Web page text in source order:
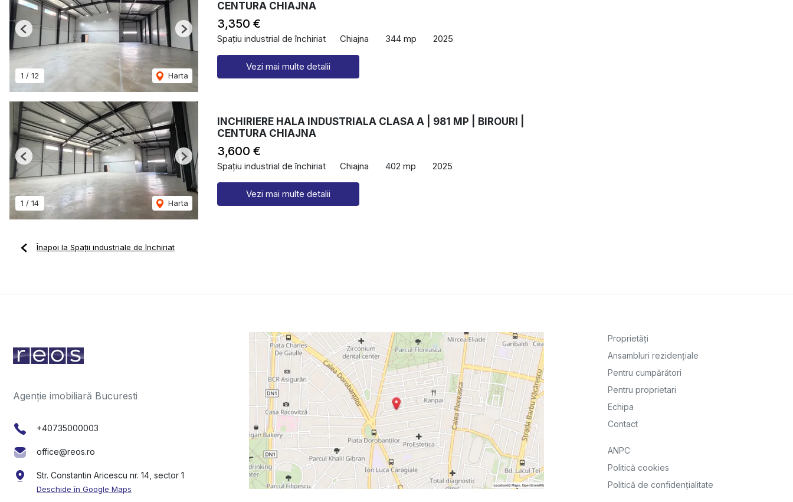
1 / 12 Harta
Previous Next
CENTURA CHIAJNA
3,350 €
Spațiu industrial de închiriat Chiajna 344 mp 2025
Vezi mai multe detalii
1 / 14 Harta
Previous Next
INCHIRIERE HALA INDUSTRIALA CLASA A | 981 MP | BIROURI |
CENTURA CHIAJNA
3,600 €
Spațiu industrial de închiriat Chiajna 402 mp 2025
Vezi mai multe detalii
Înapoi la Spații industriale de închiriat
Agenție imobiliară Bucuresti
+40735000003
office@reos.ro
Str. Constantin Aricescu nr. 14, sector 1
Deschide în Google Maps
Proprietăți
Ansambluri rezidențiale
Pentru cumpărători
Pentru proprietari
Echipa
Contact
ANPC
Politică cookies
Politică de confidențialitate